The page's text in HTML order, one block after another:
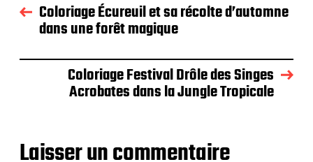
Coloriage Écureuil et sa récolte d’automne
dans une forêt magique
Coloriage Festival Drôle des Singes
Acrobates dans la Jungle Tropicale
Laisser un commentaire